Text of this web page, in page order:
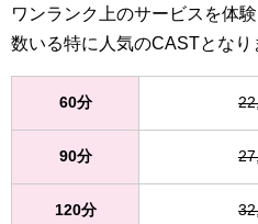
ワンランク上のサービスを体
数いる特に人気のCASTとなり
60分
90分
120分